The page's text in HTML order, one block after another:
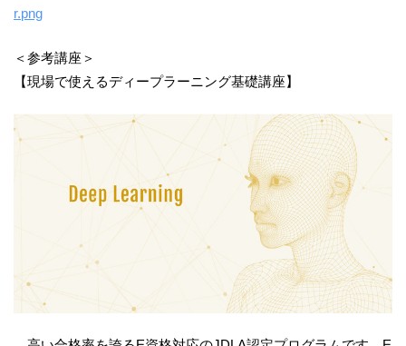
r.png
＜参考講座＞
【現場で使えるディープラーニング基礎講座】